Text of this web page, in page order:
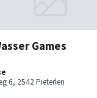
Games
6, 2542 Pieterlen